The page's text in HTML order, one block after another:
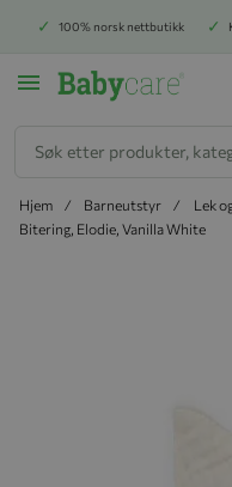
100% norsk nettbutikk
Hjem Barneutstyr Lek
Bitering, Elodie, Vanilla White